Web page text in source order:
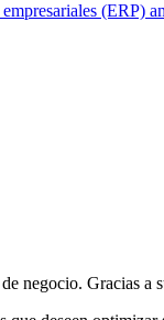
negocio. Gracias